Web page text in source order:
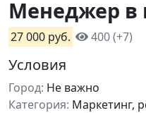
Менеджер в
27 000 руб. 400 (+7)
Условия
Город: Не важно
Категория: Маркетинг,